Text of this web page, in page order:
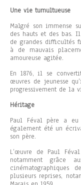
Une vie tumultueuse
Malgré son immense
des hauts et des bas.
de grandes difficultés
à de mauvais
amoureuse agitée.
En 1876, il se
œuvres de jeunesse
progressivement de la
Héritage
Paul Féval père a
également été un
son père.
L’œuvre de Paul
notamment grâce
cinématographiques
plusieurs reprises,